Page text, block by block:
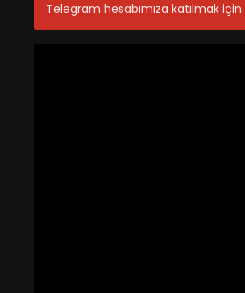
Telegram hesabımıza katılmak için